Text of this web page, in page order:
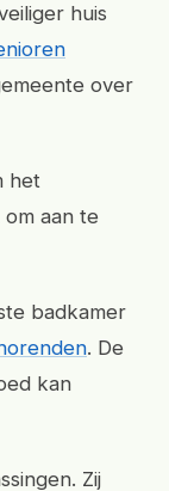
huis
over
het
aan te
badkamer
. De
kan
Zij